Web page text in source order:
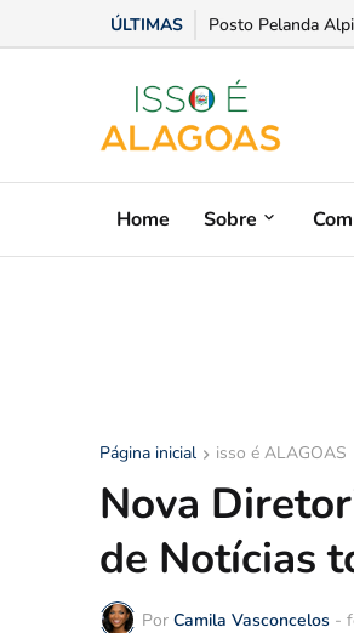
ÚLTIMAS Em conversa com
Home Sobre
Página inicial isso é ALAGOAS
Nova
de Notícias
Por Camila Vasconcelos -